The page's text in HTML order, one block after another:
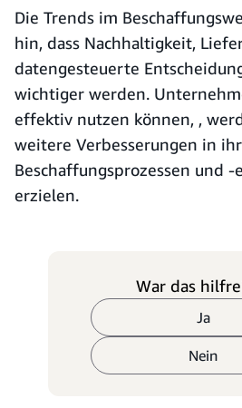
Die Trends im
hin, dass Nachhaltigkeit,
datengesteuerte
wichtiger werden.
effektiv nutzen können, ,
weitere Verbesserungen in
Beschaffungsprozessen und -
erzielen.
War das
Ja
Nein